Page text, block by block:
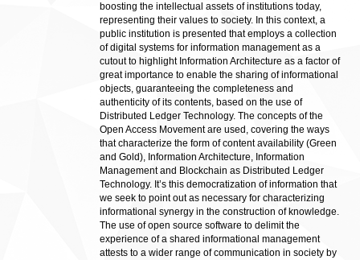
boosting the intellectual assets of institutions today,
representing their values to society. In this context, a
public institution is presented that employs a collection
of digital systems for information management as a
cutout to highlight Information Architecture as a factor of
great importance to enable the sharing of informational
objects, guaranteeing the completeness and
authenticity of its contents, based on the use of
Distributed Ledger Technology. The concepts of the
Open Access Movement are used, covering the ways
that characterize the form of content availability (Green
and Gold), Information Architecture, Information
Management and Blockchain as Distributed Ledger
Technology. It’s this democratization of information that
we seek to point out as necessary for characterizing
informational synergy in the construction of knowledge.
The use of open source software to delimit the
experience of a shared informational management
attests to a wider range of communication in society by